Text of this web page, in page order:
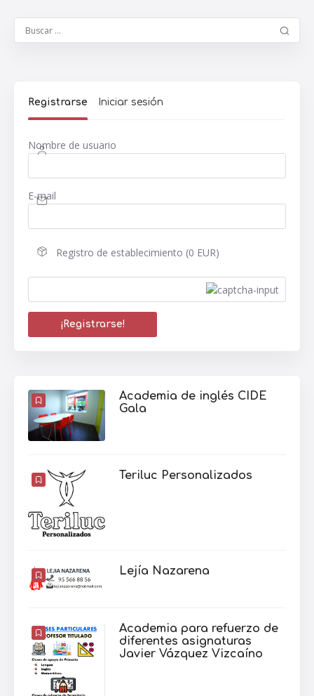
Registrarse Iniciar sesión
Nombre de usuario
E-mail
Registro de establecimiento (0 EUR)
Academia de inglés CIDE
Gala
Teriluc Personalizados
Lejía Nazarena
Academia para refuerzo de
diferentes asignaturas
Javier Vázquez Vizcaíno